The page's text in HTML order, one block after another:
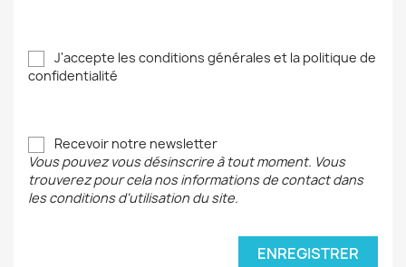
J'accepte les conditions générales et la politique de
confidentialité
Recevoir notre newsletter
Vous pouvez vous désinscrire à tout moment. Vous
trouverez pour cela nos informations de contact dans
les conditions d'utilisation du site.
ENREGISTRER